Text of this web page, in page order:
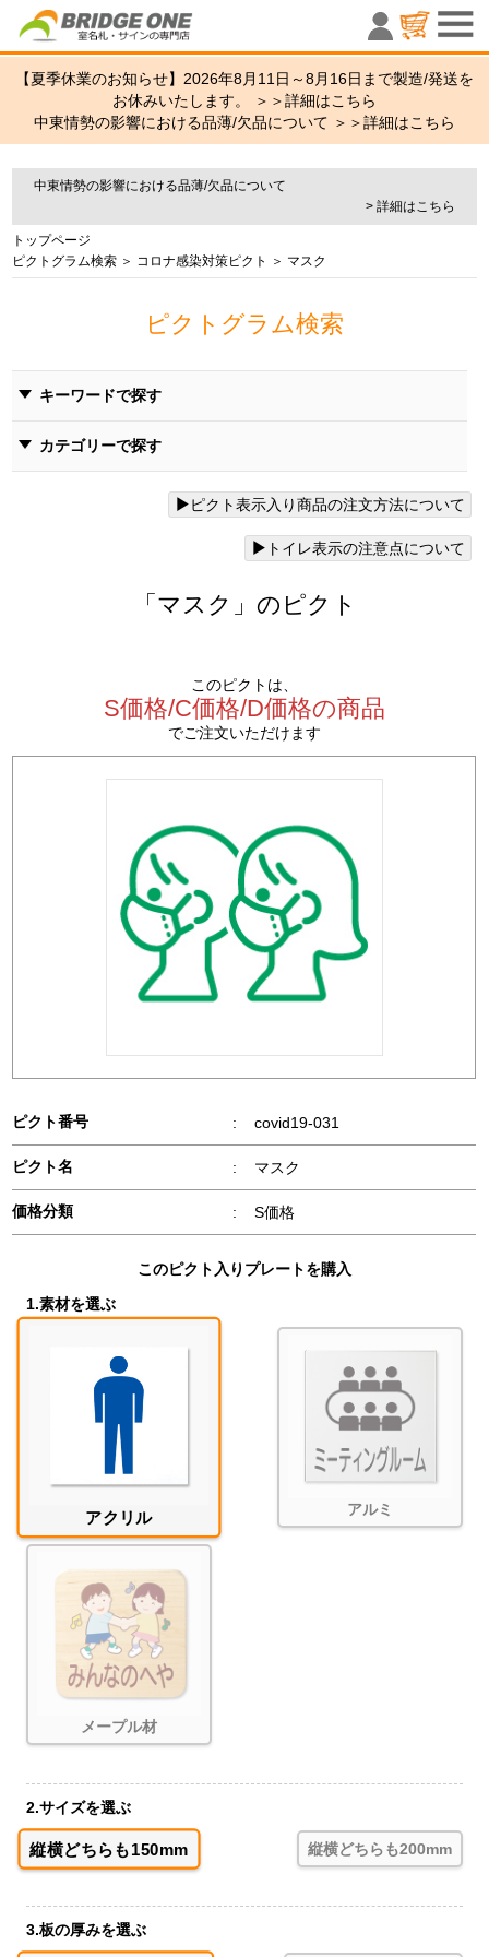
室名札・
【夏季休業のお知らせ】2026年8月11日～8月16日まで製造/発送を
お休みいたします。 ＞＞詳細はこちら
中東情勢の影響における品薄/欠品について ＞＞詳細はこちら
中東情勢の影響における品薄/欠品について
> 詳細はこちら
トップページ
ピクトグラム検索 ＞ コロナ感染対策ピクト ＞ マスク
ピクトグラム検索
キーワードで探す
カテゴリーで探す
ピクト表示入り商品の注文方法について
トイレ表示の注意点について
「マスク」のピクト
このピクトは、
S価格/C価格/D価格の商品
でご注文いただけます
ピクト番号 : covid19-031
ピクト名 : マスク
価格分類 : S価格
このピクト入りプレートを購入
1.素材を選ぶ
アクリル アルミ
メープル材
2.サイズを選ぶ
縦横どちらも150mm 縦横どちらも200mm
3.板の厚みを選ぶ